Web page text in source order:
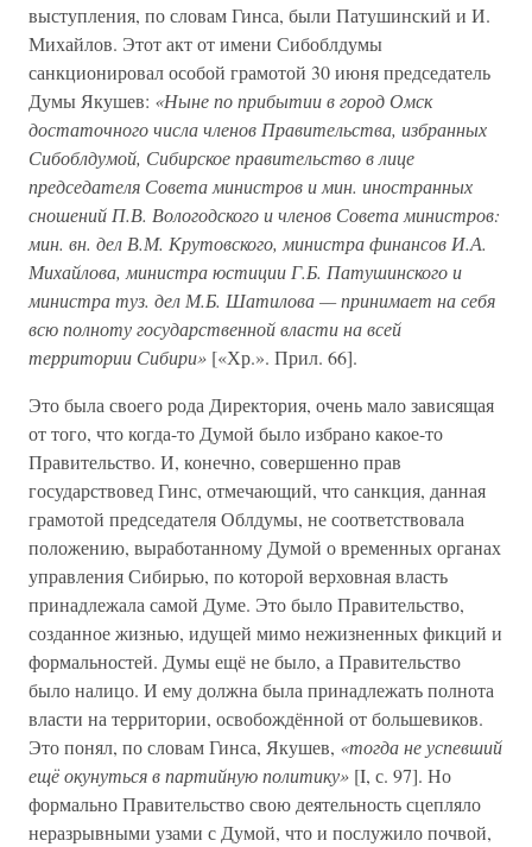
выступления, по словам Гинса, были Патушинский и И.
Михайлов. Этот акт от имени Сибоблдумы
санкционировал особой грамотой 30 июня председатель
Думы Якушев: «Ныне по прибытии в город Омск
достаточного числа членов Правительства, избранных
Сибоблдумой, Сибирское правительство в лице
председателя Совета министров и мин. иностранных
сношений П.В. Вологодского и членов Совета министров:
мин. вн. дел В.М. Крутовского, министра финансов И.А.
Михайлова, министра юстиции Г.Б. Патушинского и
министра туз. дел М.Б. Шатилова — принимает на себя
всю полноту государственной власти на всей
территории Сибири» [«Хр.». Прил. 66].
Это была своего рода Директория, очень мало зависящая
от того, что когда-то Думой было избрано какое-то
Правительство. И, конечно, совершенно прав
государствовед Гинс, отмечающий, что санкция, данная
грамотой председателя Облдумы, не соответствовала
положению, выработанному Думой о временных органах
управления Сибирью, по которой верховная власть
принадлежала самой Думе. Это было Правительство,
созданное жизнью, идущей мимо нежизненных фикций и
формальностей. Думы ещё не было, а Правительство
было налицо. И ему должна была принадлежать полнота
власти на территории, освобождённой от большевиков.
Это понял, по словам Гинса, Якушев, «тогда не успевший
ещё окунуться в партийную политику» [I, с. 97]. Но
формально Правительство свою деятельность сцепляло
неразрывными узами с Думой, что и послужило почвой,